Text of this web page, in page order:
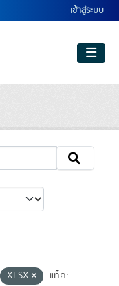
เข้าสู่ระบบ
XLSX
แท็ค: